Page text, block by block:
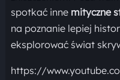
spotkać inne mityczne
na poznanie lepiej
eksplorować świat
https://